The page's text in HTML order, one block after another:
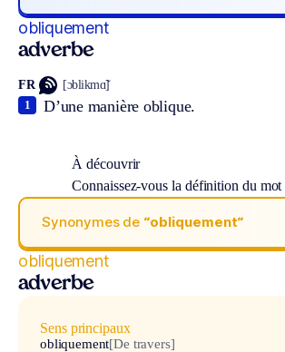
obliquement
adverbe
FR [ɔblikmɑ̃]
D’une manière oblique.
1
À découvrir
Connaissez-vous la définition du mot
Synonymes de “obliquement“
obliquement
adverbe
Sens principaux
obliquement[De travers]